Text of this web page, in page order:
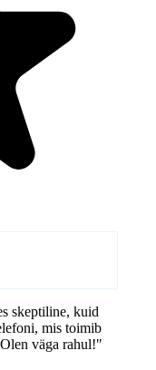
skeptiline, kuid
mis toimib
väga rahul!"